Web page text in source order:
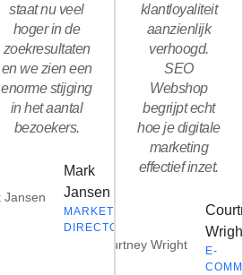
staat nu veel
hoger in de
zoekresultaten
en we zien een
enorme stijging
in het aantal
bezoekers.
Mark
Jansen
MARKETING
DIRECTOR
klantloyaliteit
aanzienlijk
verhoogd.
SEO
Webshop
begrijpt echt
hoe je digitale
marketing
effectief inzet.
E-